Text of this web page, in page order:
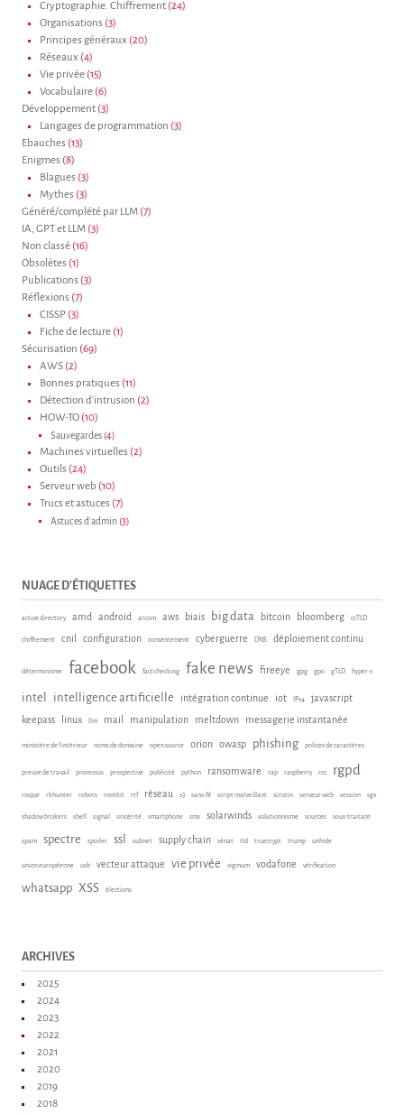
Cryptographie. Chiffrement (24)
Organisations (3)
Principes généraux (20)
Réseaux (4)
Vie privée (15)
Vocabulaire (6)
Développement (3)
Langages de programmation (3)
Ebauches (13)
Enigmes (8)
Blagues (3)
Mythes (3)
Généré/complété par LLM (7)
IA, GPT et LLM (3)
Non classé (16)
Obsolètes (1)
Publications (3)
Réflexions (7)
CISSP (3)
Fiche de lecture (1)
Sécurisation (69)
AWS (2)
Bonnes pratiques (11)
Détection d'intrusion (2)
HOW-TO (10)
Sauvegardes (4)
Machines virtuelles (2)
Outils (24)
Serveur web (10)
Trucs et astuces (7)
Astuces d'admin (3)
NUAGE D'ÉTIQUETTES
active directory amd android arcom aws biais big data bitcoin bloomberg ccTLD
chiffrement cnil configuration consentement cyberguerre DNS déploiement continu
déterminisme facebook fact checking fake news fireeye gpg gpo gTLD hyper-v
intel intelligence artificielle intégration continue iot IPv4
javascript
keepass
linux llm mail manipulation meltdown messagerie instantanée
ministère de l'intérieur noms de domaine open source orion owasp phishing polices de caractères
preuve de travail processus prospective publicité python ransomware rap raspberry rcs rgpd
risque rkhunter robots rootkit rtf réseau s3 sans-fil script malveillant scrutin serveur web session sgx
shadow brokers shell signal sincérité smartphone sms solarwinds solutionnisme sources sous-traitant
spam spectre spoiler ssl subnet supply chain sénat tld truecrypt trump unhide
union européenne usb vecteur attaque vie privée viginum vodafone vérification
whatsapp XSS élections
ARCHIVES
2025
2024
2023
2022
2021
2020
2019
2018